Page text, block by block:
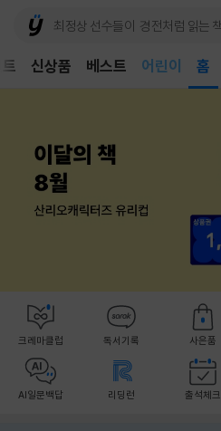
신상품 베스트
독후감
어린이
홈
크레마클럽 독서기록 사은품
AI일문백답 리딩런 출석체크